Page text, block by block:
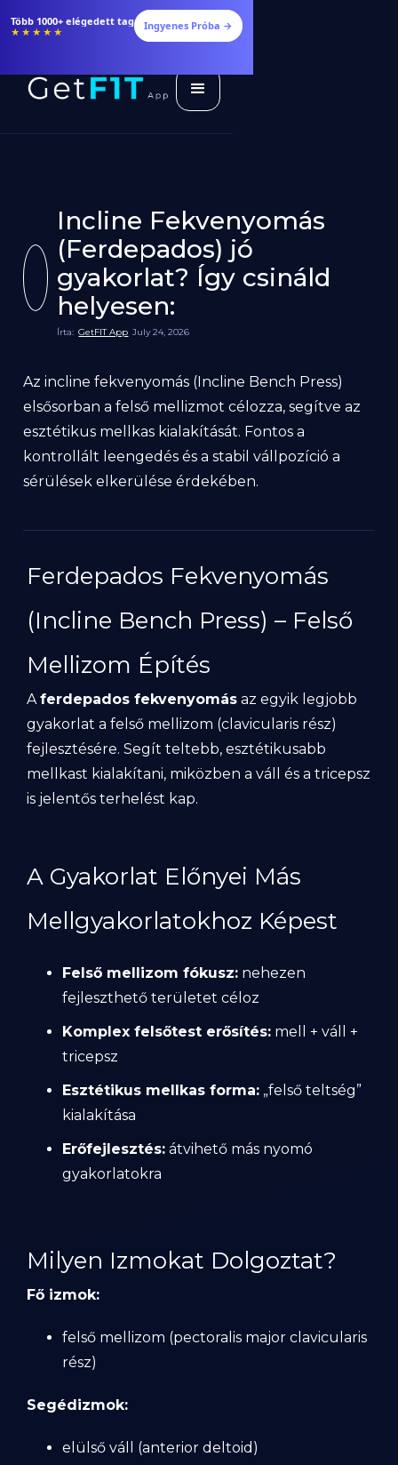
Több 1000+ elégedett tag
★★★★★ Ingyenes Próba →
Incline Fekvenyomás
(Ferdepados) jó
gyakorlat? Így csináld
helyesen:
Írta: GetFIT App July 24, 2026
Az incline fekvenyomás (Incline Bench Press)
elsősorban a felső mellizmot célozza, segítve az
esztétikus mellkas kialakítását. Fontos a
kontrollált leengedés és a stabil vállpozíció a
sérülések elkerülése érdekében.
Ferdepados Fekvenyomás
(Incline Bench Press) – Felső
Mellizom Építés
Aferdepados fekvenyomás az egyik legjobb
gyakorlat a felső mellizom (clavicularis rész)
fejlesztésére. Segít teltebb, esztétikusabb
mellkast kialakítani, miközben a váll és a tricepsz
is jelentős terhelést kap.
A Gyakorlat Előnyei Más
Mellgyakorlatokhoz Képest
Felső mellizom fókusz: nehezen
fejleszthető területet céloz
Komplex felsőtest erősítés: mell + váll +
tricepsz
Esztétikus mellkas forma: „felső teltség”
kialakítása
Erőfejlesztés: átvihető más nyomó
gyakorlatokra
Milyen Izmokat Dolgoztat?
Fő izmok:
felső mellizom (pectoralis major clavicularis
rész)
Segédizmok:
elülső váll (anterior deltoid)